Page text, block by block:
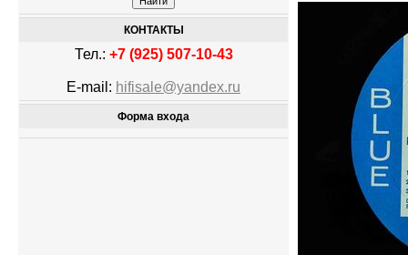
КОНТАКТЫ
Тел.: +7 (925) 507-10-43
E-mail: hifisale@yandex.ru
Форма входа